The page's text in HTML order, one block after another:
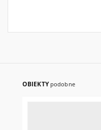
OBIEKTY podobne